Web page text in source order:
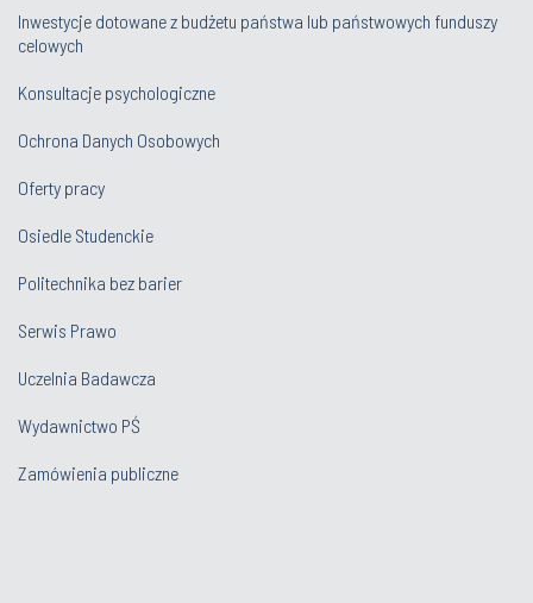
Inwestycje dotowane z budżetu państwa lub państwowych funduszy
celowych
Konsultacje psychologiczne
Ochrona Danych Osobowych
Oferty pracy
Osiedle Studenckie
Politechnika bez barier
Serwis Prawo
Uczelnia Badawcza
Wydawnictwo PŚ
Zamówienia publiczne